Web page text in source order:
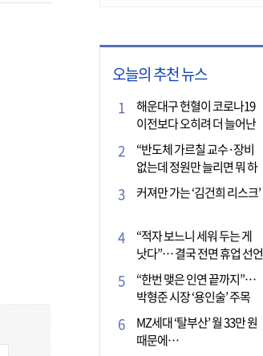
오늘의 추천 뉴스
해운대구 헌혈이 코로나19
이전보다 오히려 더 늘어난
이유는?
“반도체 가르칠 교수·장비
없는데 정원만 늘리면 뭐 하
나”
커져만 가는 ‘김건희 리스크’
“적자 보느니 세워 두는 게
낫다”… 결국 전면 휴업 선언
한 택시회사
“한번 맺은 인연 끝까지”…
박형준 시장 ‘용인술’ 주목
MZ세대 ‘탈부산’ 월 33만 원
때문에…